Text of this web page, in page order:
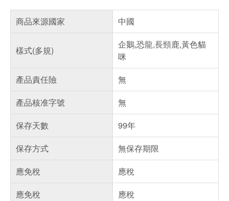
商品來源國家 中國
樣式(多規)
企鵝,恐龍,長頸鹿,黃色貓
咪
產品責任險
無
產品核准字號
無
保存天數
99年
保存方式
無保存期限
應免稅
應稅
應免稅
應稅